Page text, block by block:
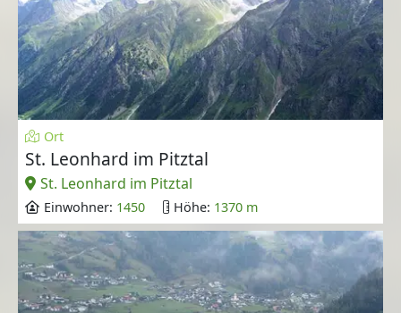
Ort
St. Leonhard im Pitztal
St. Leonhard im Pitztal
Einwohner: 1450 Höhe: 1370 m